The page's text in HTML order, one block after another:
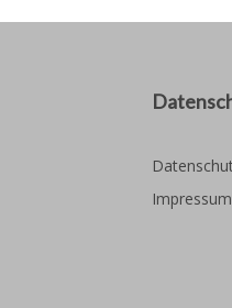
Impressum